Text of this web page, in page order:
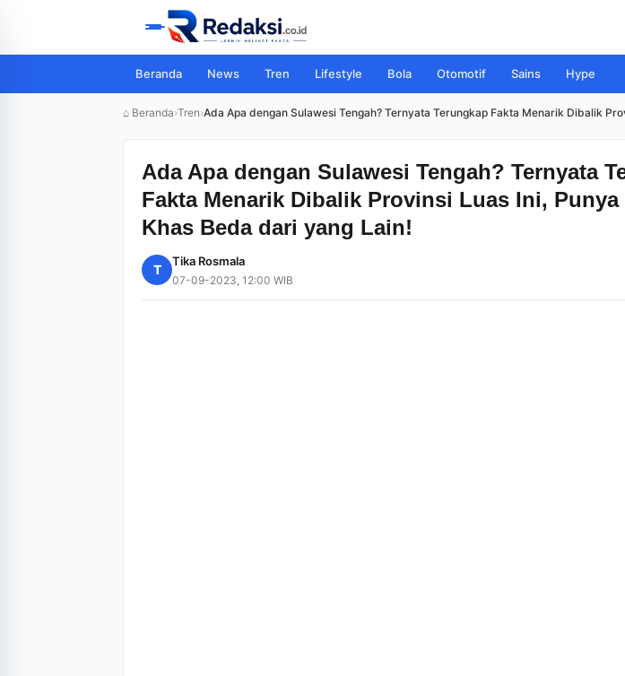
Beranda News Tren Lifestyle Bola Otomotif Sains Hype
⌂ Beranda›Tren›Ada Apa dengan Sulawesi Tengah? Ternyata Terungkap Fakta Menarik Dibalik
Ada Apa dengan Sulawesi Tengah? Ternyata
Fakta Menarik Dibalik Provinsi Luas Ini, Punya
Khas Beda dari yang Lain!
T
Tika Rosmala
07-09-2023, 12:00 WIB